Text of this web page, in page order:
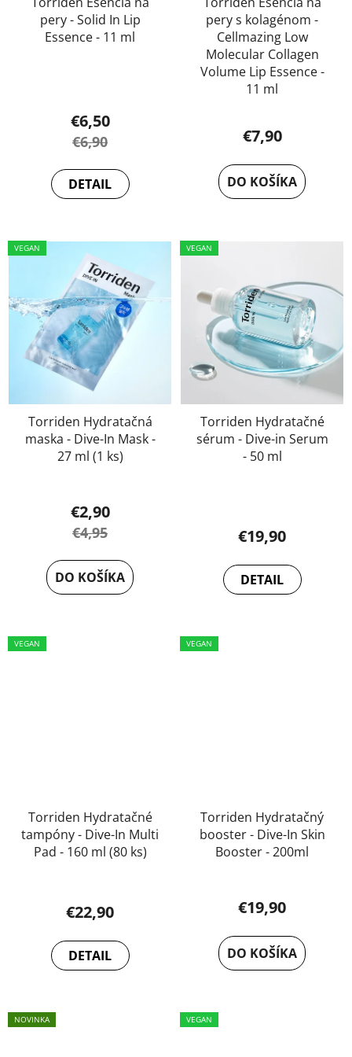
pery - Solid In Lip
Essence - 11 ml
€6,50
€6,90
DETAIL
pery s kolagénom -
Cellmazing Low
Molecular Collagen
Volume Lip Essence -
11 ml
€7,90
DO KOŠÍKA
VEGAN
Torriden Hydratačná
maska - Dive-In Mask -
27 ml (1 ks)
€2,90
€4,95
DO KOŠÍKA
VEGAN
Torriden Hydratačné
sérum - Dive-in Serum
- 50 ml
€19,90
DETAIL
VEGAN
Torriden Hydratačné
tampóny - Dive-In Multi
Pad - 160 ml (80 ks)
€22,90
DETAIL
VEGAN
Torriden Hydratačný
booster - Dive-In Skin
Booster - 200ml
€19,90
DO KOŠÍKA
NOVINKA VEGAN